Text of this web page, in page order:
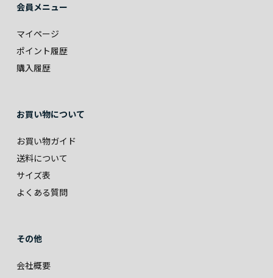
会員メニュー
マイページ
ポイント履歴
購入履歴
お買い物について
お買い物ガイド
送料について
サイズ表
よくある質問
その他
会社概要